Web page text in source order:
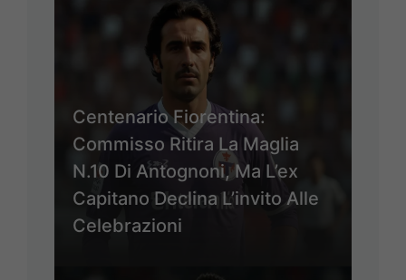
Centenario Fiorentina:
Commisso Ritira La Maglia
N.10 Di Antognoni, Ma L’ex
Capitano Declina L’invito Alle
Celebrazioni